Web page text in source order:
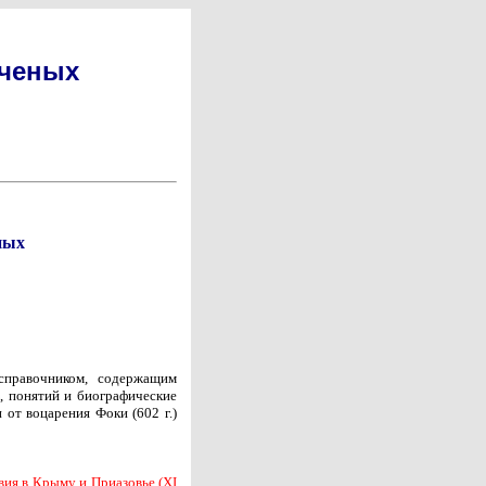
содержащим
понятий и биографические
от воцарения Фоки (602 г.)
в Крыму и Приазовье (XI